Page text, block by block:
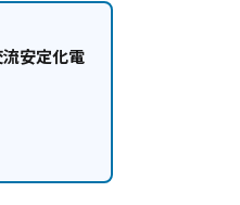
安定化電